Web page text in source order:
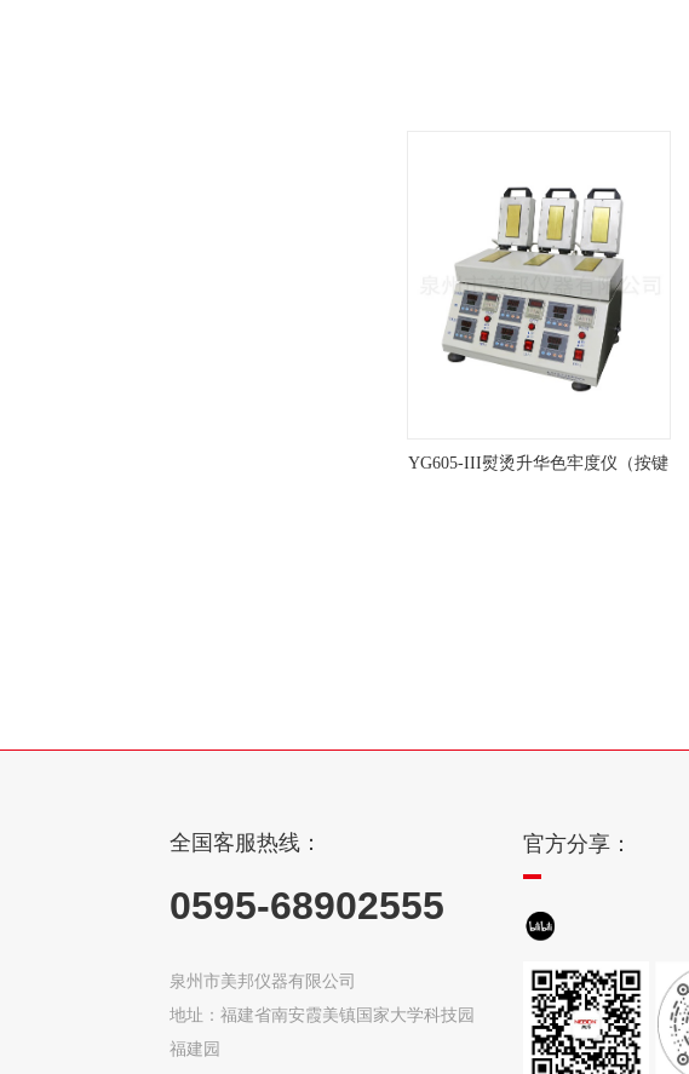
YG605-III熨烫升华色牢度仪（按键
全国客服热线：
0595-68902555
泉州市美邦仪器有限公司
地址：福建省南安霞美镇国家大学科技园
福建园
官方分享：